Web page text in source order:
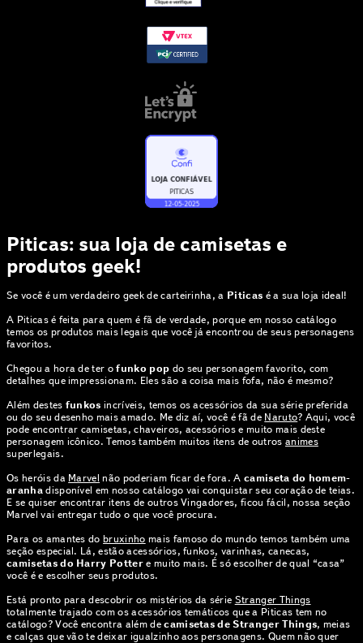
Piticas: sua loja de camisetas e
produtos geek!
Se você é um verdadeiro geek de carteirinha, a Piticas é a sua loja ideal!
A Piticas é feita para quem é fã de verdade, porque em nosso catálogo
temos os produtos mais legais que você já encontrou de seus personagens
favoritos.
Chegou a hora de ter ofunko pop do seu personagem favorito, com
detalhes que impressionam. Eles são a coisa mais fofa, não é mesmo?
Além destes funkos incríveis, temos os acessórios da sua série preferida
ou do seu desenho mais amado. Me diz aí, você é fã de Naruto? Aqui, você
pode encontrar camisetas, chaveiros, acessórios e muito mais deste
personagem icônico. Temos também muitos itens de outros animes
superlegais.
Os heróis da Marvel não poderiam ficar de fora. Acamiseta do homem-
aranhadisponível em nosso catálogo vai conquistar seu coração de teias.
E se quiser encontrar itens de outros Vingadores, ficou fácil, nossa seção
Marvel vai entregar tudo o que você procura.
Para os amantes dobruxinho mais famoso do mundo temos também uma
seção especial. Lá, estão acessórios, funkos, varinhas, canecas,
camisetas do Harry Potter e muito mais. É só escolher de qual “casa”
você é e escolher seus produtos.
Está pronto para descobrir os mistérios da série Stranger Things
totalmente trajado com os acessórios temáticos que a Piticas tem no
catálogo? Você encontra além decamisetas de Stranger Things, meias
e calças que vão te deixar igualzinho aos personagens. Quem não quer